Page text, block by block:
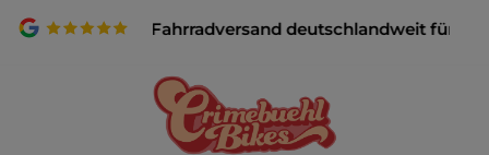
✨ Fahrfertiger Fahrradversand deutschlandweit für alle